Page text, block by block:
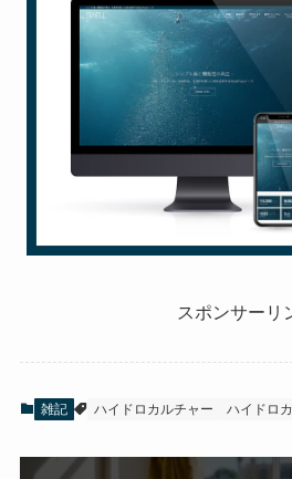
スポンサーリ
雑記 ハイドロカルチャー ハイドロ